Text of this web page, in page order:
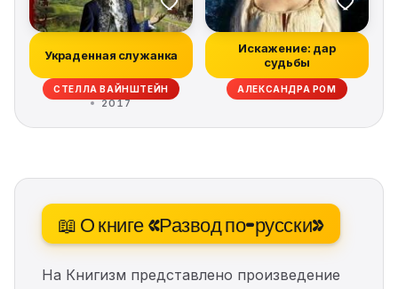
Украденная служанка
СТЕЛЛА ВАЙНШТЕЙН
2017
Искажение: дар
судьбы
АЛЕКСАНДРА РОМ
📖 О книге «Развод по-русски»
На Книгизм представлено произведение